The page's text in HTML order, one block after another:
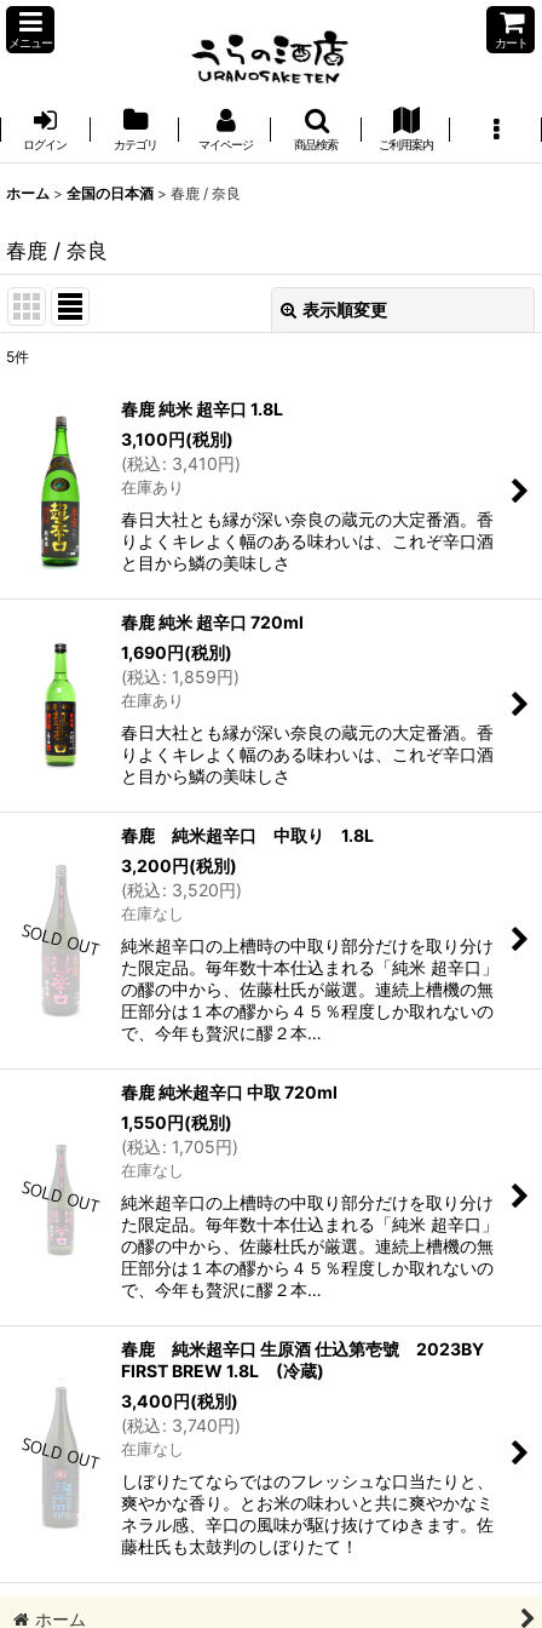
メニュー カート
ログイン カテゴリ マイページ 商品検索 ご利用案内
ホーム > 全国の日本酒 > 春鹿 / 奈良
春鹿 / 奈良
表示順変更
並び順
絞り込む
5件
春鹿 純米 超辛口 1.8L
3,100円(税別)
(税込: 3,410円)
在庫あり
春日大社とも縁が深い奈良の蔵元の大定番酒。香
りよくキレよく幅のある味わいは、これぞ辛口酒
と目から鱗の美味しさ
春鹿 純米 超辛口 720ml
1,690円(税別)
(税込: 1,859円)
在庫あり
春日大社とも縁が深い奈良の蔵元の大定番酒。香
りよくキレよく幅のある味わいは、これぞ辛口酒
と目から鱗の美味しさ
春鹿 純米超辛口 中取り 1.8L
3,200円(税別)
(税込: 3,520円)
在庫なし
純米超辛口の上槽時の中取り部分だけを取り分け
た限定品。毎年数十本仕込まれる「純米 超辛口」
の醪の中から、佐藤杜氏が厳選。連続上槽機の無
圧部分は１本の醪から４５％程度しか取れないの
で、今年も贅沢に醪２本…
春鹿 純米超辛口 中取 720ml
1,550円(税別)
(税込: 1,705円)
在庫なし
純米超辛口の上槽時の中取り部分だけを取り分け
た限定品。毎年数十本仕込まれる「純米 超辛口」
の醪の中から、佐藤杜氏が厳選。連続上槽機の無
圧部分は１本の醪から４５％程度しか取れないの
で、今年も贅沢に醪２本…
春鹿 純米超辛口 生原酒 仕込第壱號 2023BY
FIRST BREW 1.8L (冷蔵)
3,400円(税別)
(税込: 3,740円)
在庫なし
しぼりたてならではのフレッシュな口当たりと、
爽やかな香り。とお米の味わいと共に爽やかなミ
ネラル感、辛口の風味が駆け抜けてゆきます。佐
藤杜氏も太鼓判のしぼりたて！
ホーム